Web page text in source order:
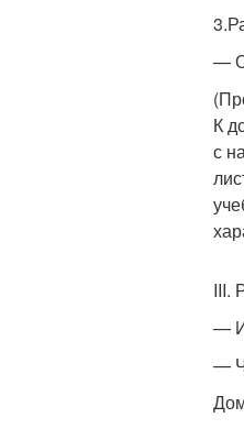
—
К
с
III.
—
—